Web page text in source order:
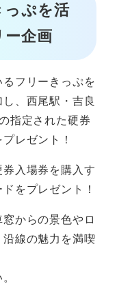
っぷを活
ー企画
フリーきっぷを
、西尾駅・吉良
指定された硬券
レゼント！
入場券を購入す
をプレゼント！
からの景色やロ
線の魅力を満喫